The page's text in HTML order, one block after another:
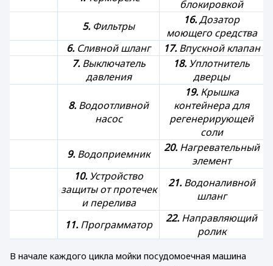
блокировкой
5. Фильтры 16.Дозатор
моющего средства
6. Сливной шланг 17.Впускной клапан
7.Выключатель
давления
18. Уплотнитель
дверцы
8. Водоотливной
насос
19.Крышка
контейнера для
регенерирующей
соли
9. Водоприемник 20.Нагревательный
элемент
10. Устройство
защиты от протечек
и перелива
21.Водоналивной
шланг
11. Программатор 22. Направляющий
ролик
В начале каждого цикла мойки посудомоечная машина